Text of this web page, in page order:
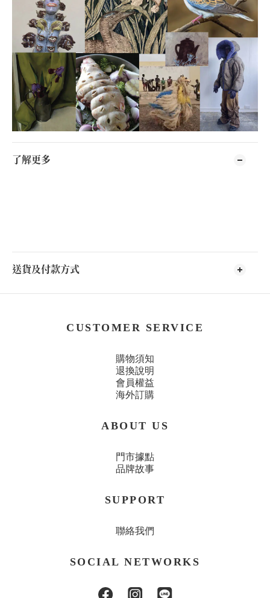
了解更多
送貨及付款方式
CUSTOMER SERVICE
購物須知
退換說明
會員權益
海外訂購
ABOUT US
門市據點
品牌故事
SUPPORT
聯絡我們
SOCIAL NETWORKS